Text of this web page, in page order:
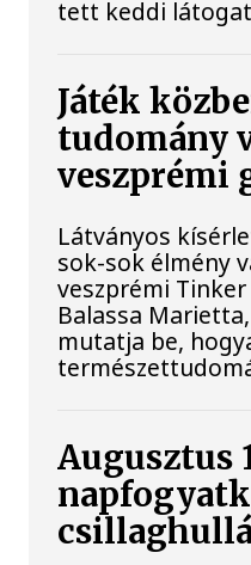
tett keddi
Játék
tudomány
veszprémi
Látványos
sok-sok élmény
veszprémi
Balassa
mutatja be,
Augusztus